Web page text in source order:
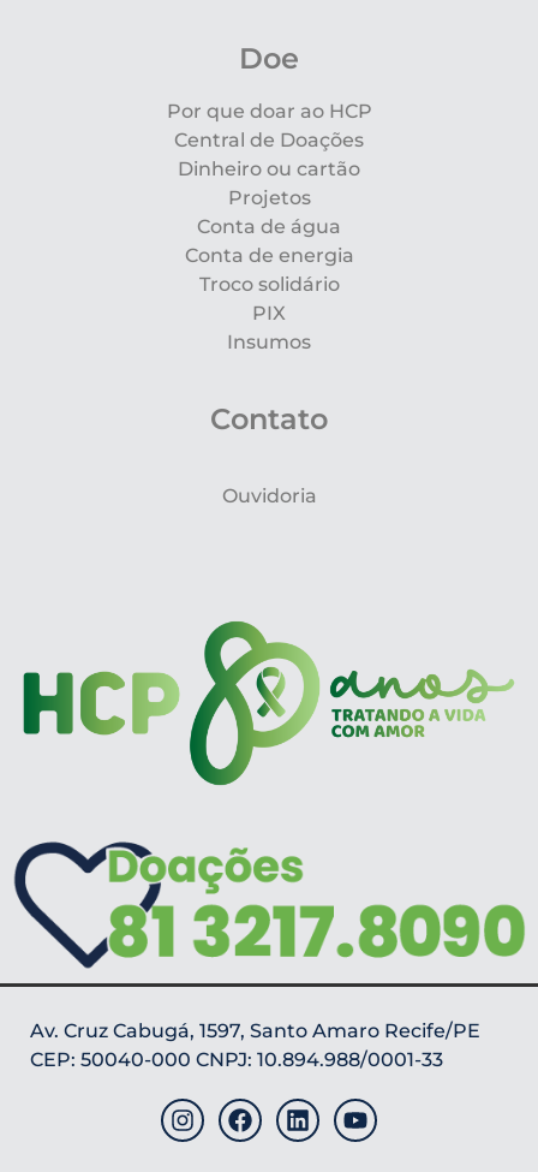
Doe
Por que doar ao HCP
Central de Doações
Dinheiro ou cartão
Projetos
Conta de água
Conta de energia
Troco solidário
PIX
Insumos
Contato
Ouvidoria
Av. Cruz Cabugá, 1597, Santo Amaro Recife/PE
CEP: 50040-000 CNPJ: 10.894.988/0001-33